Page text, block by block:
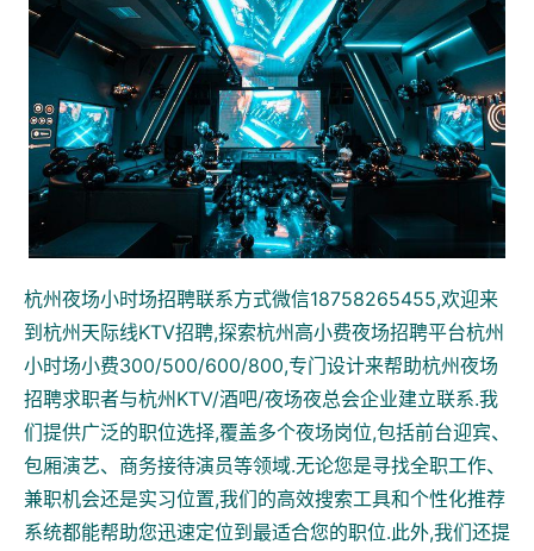
杭州夜场小时场招聘联系方式微信18758265455,欢迎来
到杭州天际线KTV招聘,探索杭州高小费夜场招聘平台杭州
小时场小费300/500/600/800,专门设计来帮助杭州夜场
招聘求职者与杭州KTV/酒吧/夜场夜总会企业建立联系.我
们提供广泛的职位选择,覆盖多个夜场岗位,包括前台迎宾、
包厢演艺、商务接待演员等领域.无论您是寻找全职工作、
兼职机会还是实习位置,我们的高效搜索工具和个性化推荐
系统都能帮助您迅速定位到最适合您的职位.此外,我们还提